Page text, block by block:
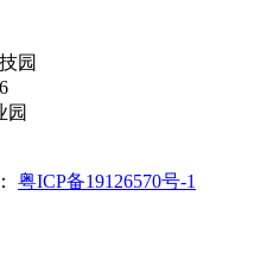
园
园
粤ICP备19126570号-1